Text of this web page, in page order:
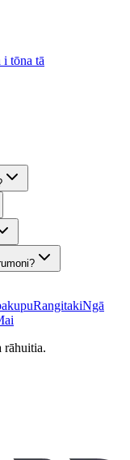
i tōna tā
RangitakiNgā
rāhuitia.